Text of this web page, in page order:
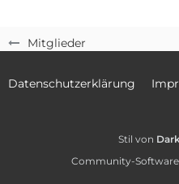
Mitglieder
Datenschutzerklärung
Stil von
Community-